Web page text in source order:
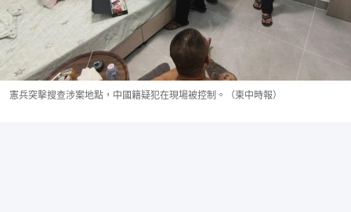
憲兵突擊搜查涉案地點，中國籍疑犯在現場被控制。（柬中時報）